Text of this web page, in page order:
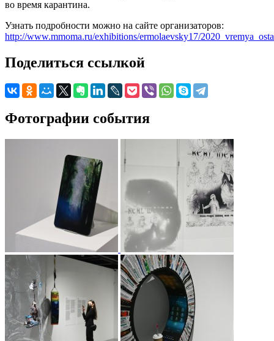
во время карантина.
Узнать подробности можно на сайте организаторов:
http://www.mmoma.ru/exhibitions/ermolaevsky17/
Поделиться ссылкой
Фотографии события